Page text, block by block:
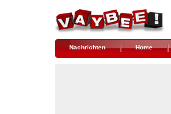
Nachrichten Home